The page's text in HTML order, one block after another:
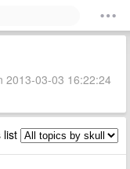
2013-03-03 16:22:24
list